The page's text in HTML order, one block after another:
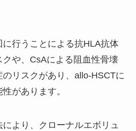
に行うことによる抗HLA抗体
や、 CsAによる阻血性骨壊
リスクがあり、 allo-HSCTに
があります。
より、クローナルエボリュ